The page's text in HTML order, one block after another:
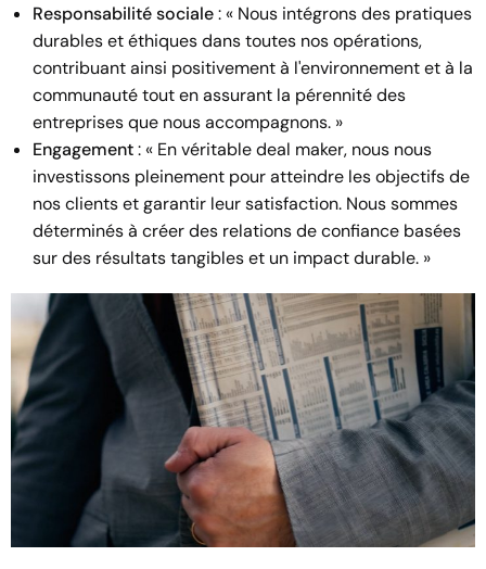
Responsabilité sociale: « Nous intégrons des pratiques
durables et éthiques dans toutes nos opérations,
contribuant ainsi positivement à l'environnement et à la
communauté tout en assurant la pérennité des
entreprises que nous accompagnons. »
Engagement: « En véritable deal maker, nous nous
investissons pleinement pour atteindre les objectifs de
nos clients et garantir leur satisfaction. Nous sommes
déterminés à créer des relations de confiance basées
sur des résultats tangibles et un impact durable. »